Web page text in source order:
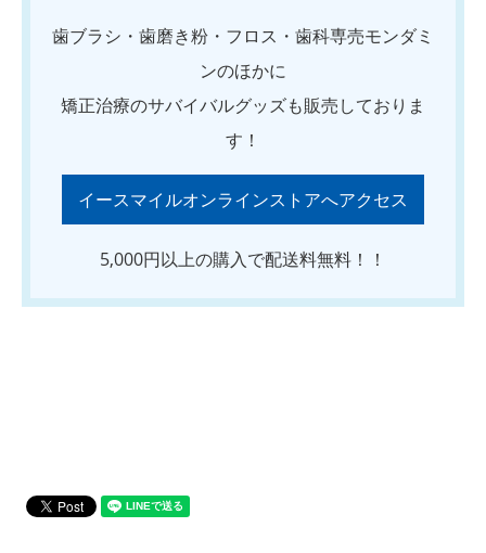
歯ブラシ・歯磨き粉・フロス・歯科専売モンダミ
ンのほかに
矯正治療のサバイバルグッズも販売しておりま
す！
イースマイルオンラインストアへアクセス
5,000円以上の購入で配送料無料！！